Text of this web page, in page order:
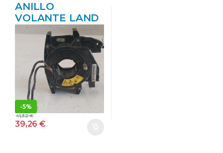
ANILLO
VOLANTE LAND
ROVER
DISCOVERY
(08.2004->) 2.7
TD 276DT
YRC500080
BLANCO
-5%
39,26€
41,32€